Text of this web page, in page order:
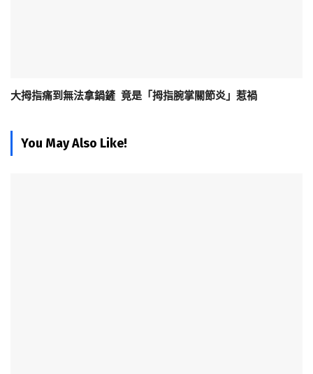
大拇指痛到無法拿鍋鏟 竟是「拇指腕掌關節炎」惹禍
You May Also Like!